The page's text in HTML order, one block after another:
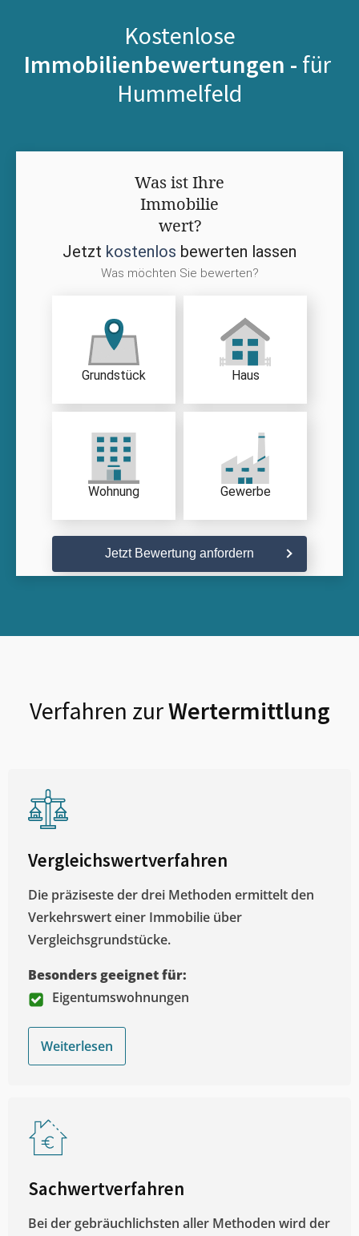
Kostenlose
Immobilienbewertungen - für
Hummelfeld
Was ist Ihre
Immobilie
wert?
Jetzt kostenlos bewerten lassen
Was möchten Sie bewerten?
Grundstück Haus
Wohnung Gewerbe
Jetzt Bewertung anfordern
Verfahren zurWertermittlung
Vergleichswertverfahren
Die präziseste der drei Methoden ermittelt den
Verkehrswert einer Immobilie über
Vergleichsgrundstücke.
Besonders geeignet für:
Eigentumswohnungen
Weiterlesen
Sachwertverfahren
Bei der gebräuchlichsten aller Methoden wird der